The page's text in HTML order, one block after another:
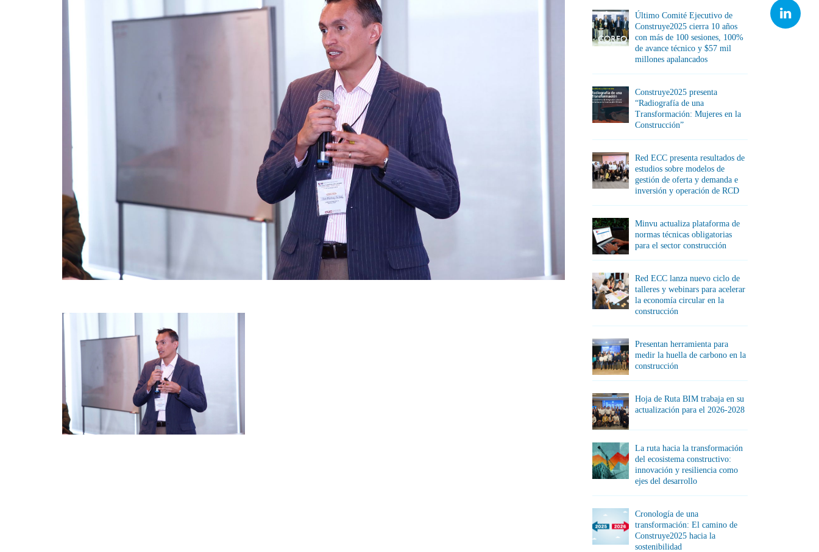
Último Comité Ejecutivo de
Construye2025 cierra 10 años
con más de 100 sesiones, 100%
de avance técnico y $57 mil
millones apalancados
Construye2025 presenta
“Radiografía de una
Transformación: Mujeres en la
Construcción”
Red ECC presenta resultados de
estudios sobre modelos de
gestión de oferta y demanda e
inversión y operación de RCD
Minvu actualiza plataforma de
normas técnicas obligatorias
para el sector construcción
Red ECC lanza nuevo ciclo de
talleres y webinars para acelerar
la economía circular en la
construcción
Presentan herramienta para
medir la huella de carbono en la
construcción
Hoja de Ruta BIM trabaja en su
actualización para el 2026-2028
La ruta hacia la transformación
del ecosistema constructivo:
innovación y resiliencia como
ejes del desarrollo
Cronología de una
transformación: El camino de
Construye2025 hacia la
sostenibilidad